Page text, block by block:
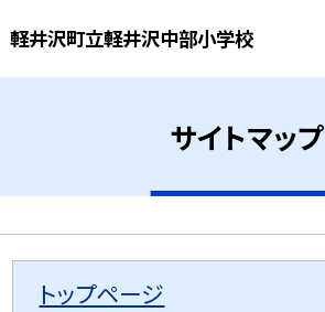
軽井沢町立軽井沢中部小学校
サイトマップ
トップページ